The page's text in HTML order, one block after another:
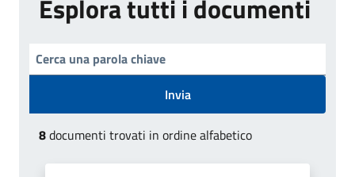
Esplora tutti i documenti
Invia
8documenti trovati in ordine alfabetico